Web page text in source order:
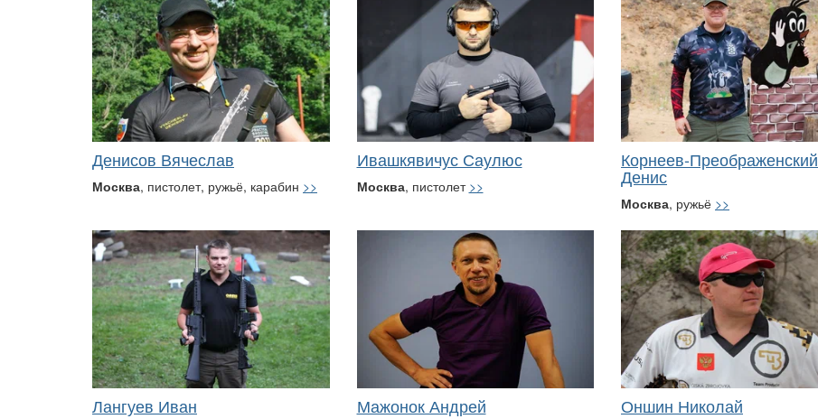
Денисов Вячеслав
Москва, пистолет, ружьё, карабин >>
Лангуев Иван
Ивашкявичус Саулюс
Москва, пистолет >>
Мажонок Андрей
Корнеев-Преображенский
Денис
Москва, ружьё >>
Оншин Николай